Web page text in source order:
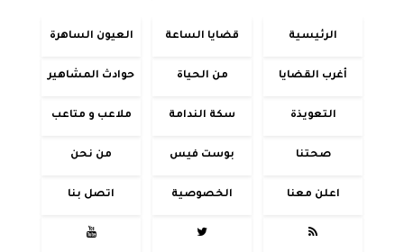
الرئيسية قضايا الساعة العيون الساهرة
أغرب القضايا من الحياة حوادث المشاهير
التعويذة سكة الندامة ملاعب و متاعب
صحتنا بوست فيس من نحن
اعلن معنا الخصوصية اتصل بنا


